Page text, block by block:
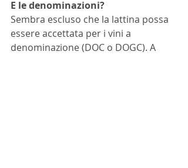
E le denominazioni?
Sembra escluso che la lattina possa
essere accettata per i vini a
denominazione (DOC o DOGC). A